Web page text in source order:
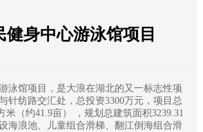
健身中心游泳馆项目
泳馆项目，是大浪在湖北的又一标志性项
针纺路交汇处，总投资3300万元，项目总
米（约41.9亩） ，规划总建筑面积3239.31
海浪池、儿童组合滑梯、翻江倒海组合滑